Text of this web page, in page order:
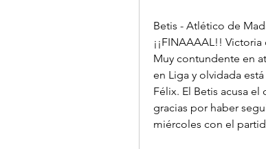
Betis - Atlético de
¡¡FINAAAAL!!
Muy contundente en
en Liga y olvidada
Félix. El Betis acusa el
gracias por haber
miércoles con el